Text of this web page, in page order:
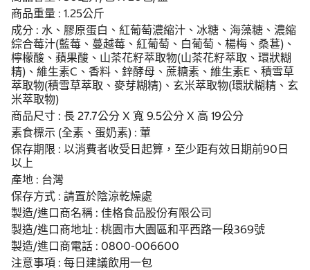
商品重量 : 1.25公斤
成分 : 水、膠原蛋白、紅葡萄濃縮汁、冰糖、海藻糖、濃縮
綜合莓汁(藍莓、蔓越莓、紅葡萄、白葡萄、楊梅、桑葚)、
檸檬酸、蘋果酸、山茶花籽萃取物(山茶花籽萃取、環狀糊
精)、維生素C、香料、鋅酵母、蔗糖素、維生素E、積雪草
萃取物(積雪草萃取、麥芽糊精)、玄米萃取物(環狀糊精、玄
米萃取物)
商品尺寸 : 長 27.7公分 X 寬 9.5公分 X 高 19公分
素食標示 (全素、蛋奶素) : 葷
保存期限 : 以消費者收受日起算，至少距有效日期前90日
以上
產地 : 台灣
保存方式 : 請置於陰涼乾燥處
製造/進口商名稱 : 佳格食品股份有限公司
製造/進口商地址 : 桃園市大園區和平西路一段369號
製造/進口商電話 : 0800-006600
注意事項 : 每日建議飲用一包